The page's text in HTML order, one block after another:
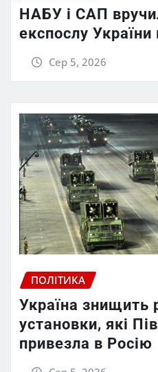
НАБУ і САП
експослу
Сер 5, 2026
ПОЛІТИКА
Україна знищить
установки, які
привезла в Росію